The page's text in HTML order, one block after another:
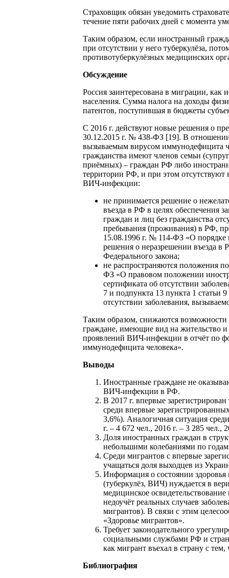
Страховщик обязан уведомить
течение пяти рабочих дней с момента
Таким образом, если иностранный
при отсутствии у него туберкулёза,
противотуберкулёзных медицинских
Обсуждение
Россия заинтересована в миграции, как
населения. Сумма налога на доходы
патентов, поступившая в бюджеты
С 2016 г. действуют новые решения о
30.12.2015 г. № 438-ФЗ [19]. В
вызываемым вирусом иммунодефицита
гражданства имеют членов семьи
приёмных) – граждан РФ либо
территории РФ, и при этом отсутствуют
ВИЧ-инфекции:
не принимается решение о
въезда в РФ в целях обеспечения
граждан и лиц без гражданства
пребывания (проживания) в РФ,
15.08.1996 г. № 114-ФЗ «О порядке
решения о неразрешении въезда в
Федерального закона;
не распространяются положения
ФЗ «О правовом положении
сертификата об отсутствии
7 и подпункта 13 пункта 1 статьи
отсутствии заболевания,
Таким образом, снижаются
граждане, имеющие вид на жительство
проявлений ВИЧ-инфекции в отчёт по
иммунодефицита человека».
Выводы
Иностранные граждане не
ВИЧ-инфекции в РФ.
В 2017 г. впервые
среди впервые
3,6%). Аналогичная ситуация
г. – 4 672 чел., 2016 г. – 3 285 чел.,
Доля иностранных граждан в
небольшими колебаниями по
Среди мигрантов с впервые
учащаться доля выходцев из
Информация о состоянии
(туберкулёз, ВИЧ) нуждается в
медицинское
недоучёт реальных случаев
мигрантов). В связи с этим
«Здоровье мигрантов».
Требует законодательного
социальными службами РФ и
как мигрант въехал в страну с
Библиография